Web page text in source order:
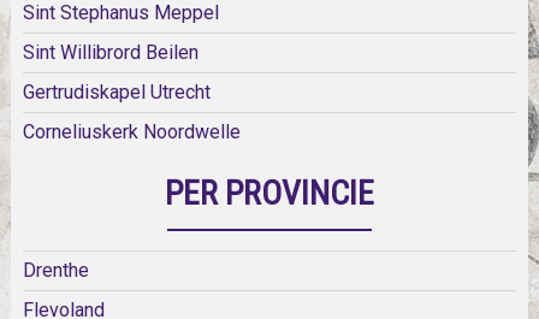
Sint Stephanus Meppel
Sint Willibrord Beilen
Gertrudiskapel Utrecht
Corneliuskerk Noordwelle
PER PROVINCIE
Drenthe
Flevoland